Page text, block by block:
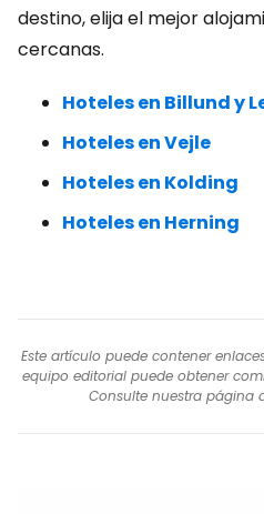
destino, elija el mejor
cercanas.
Hoteles en Billund y
Hoteles en Vejle
Hoteles en Kolding
Hoteles en Herning
Este artículo puede contener
equipo editorial puede obtener
Consulte nuestra página